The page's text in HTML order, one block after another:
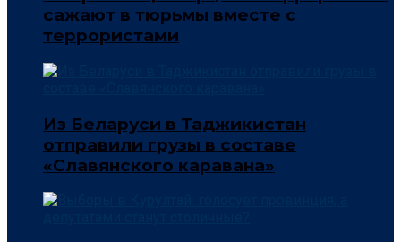
сажают в тюрьмы вместе с
террористами
Из Беларуси в Таджикистан
отправили грузы в составе
«Славянского каравана»